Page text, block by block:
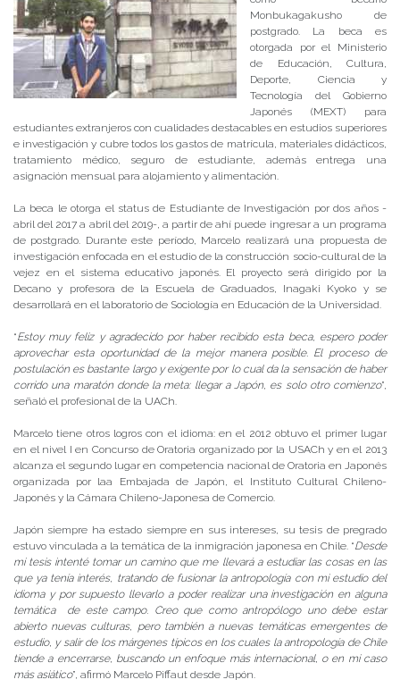
Monbukagakusho de
postgrado. La beca es
otorgada por el Ministerio
de Educación, Cultura,
Deporte, Ciencia y
Tecnología del Gobierno
Japonés (MEXT) para
estudiantes extranjeros con cualidades destacables en estudios superiores
e investigación y cubre todos los gastos de matrícula, materiales didácticos,
tratamiento médico, seguro de estudiante, además entrega una
asignación mensual para alojamiento y alimentación.
La beca le otorga el status de Estudiante de Investigación por dos años -
abril del 2017 a abril del 2019-, a partir de ahí puede ingresar a un programa
de postgrado. Durante este período, Marcelo realizará una propuesta de
investigación enfocada en el estudio de la construcción socio-cultural de la
vejez en el sistema educativo japonés. El proyecto será dirigido por la
Decano y profesora de la Escuela de Graduados, Inagaki Kyoko y se
desarrollará en el laboratorio de Sociología en Educación de la Universidad.
“Estoy muy feliz y agradecido por haber recibido esta beca, espero poder
aprovechar esta oportunidad de la mejor manera posible. El proceso de
postulación es bastante largo y exigente por lo cual da la sensación de haber
corrido una maratón donde la meta: llegar a Japón, es solo otro comienzo”,
señaló el profesional de la UACh.
Marcelo tiene otros logros con el idioma: en el 2012 obtuvo el primer lugar
en el nivel I en Concurso de Oratoria organizado por la USACh y en el 2013
alcanza el segundo lugar en competencia nacional de Oratoria en Japonés
organizada por laa Embajada de Japón, el Instituto Cultural Chileno-
Japonés y la Cámara Chileno-Japonesa de Comercio.
Japón siempre ha estado siempre en sus intereses, su tesis de pregrado
estuvo vinculada a la temática de la inmigración japonesa en Chile. “Desde
mi tesis intenté tomar un camino que me llevará a estudiar las cosas en las
que ya tenía interés, tratando de fusionar la antropología con mi estudio del
idioma y por supuesto llevarlo a poder realizar una investigación en alguna
temática de este campo. Creo que como antropólogo uno debe estar
abierto nuevas culturas, pero también a nuevas temáticas emergentes de
estudio, y salir de los márgenes típicos en los cuales la antropología de Chile
tiende a encerrarse, buscando un enfoque más internacional, o en mi caso
más asiático”, afirmó Marcelo Piffaut desde Japón.